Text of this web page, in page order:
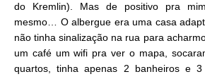
do Kremlin). Mas de positivo pra
mesmo… O albergue era uma casa
não tinha sinalização na rua para
um café um wifi pra ver o mapa,
quartos, tinha apenas 2 banheiros e